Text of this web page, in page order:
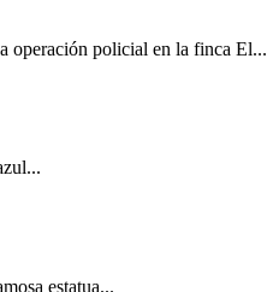
operación policial en la finca El...
estatua...